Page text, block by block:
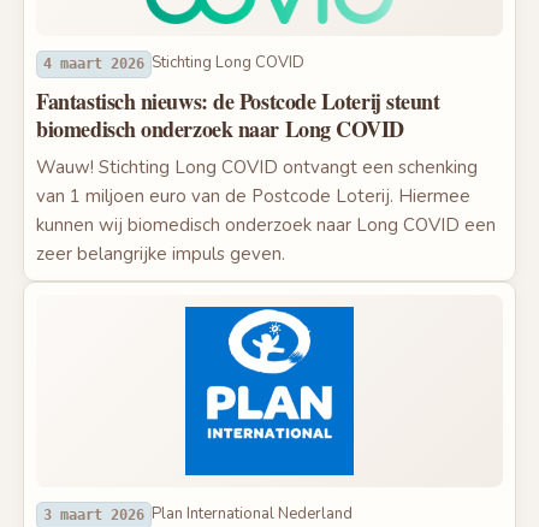
4 maart 2026 Stichting Long COVID
Fantastisch nieuws: de Postcode Loterij steunt
biomedisch onderzoek naar Long COVID
Wauw! Stichting Long COVID ontvangt een schenking
van 1 miljoen euro van de Postcode Loterij. Hiermee
kunnen wij biomedisch onderzoek naar Long COVID een
zeer belangrijke impuls geven.
3 maart 2026 Plan International Nederland